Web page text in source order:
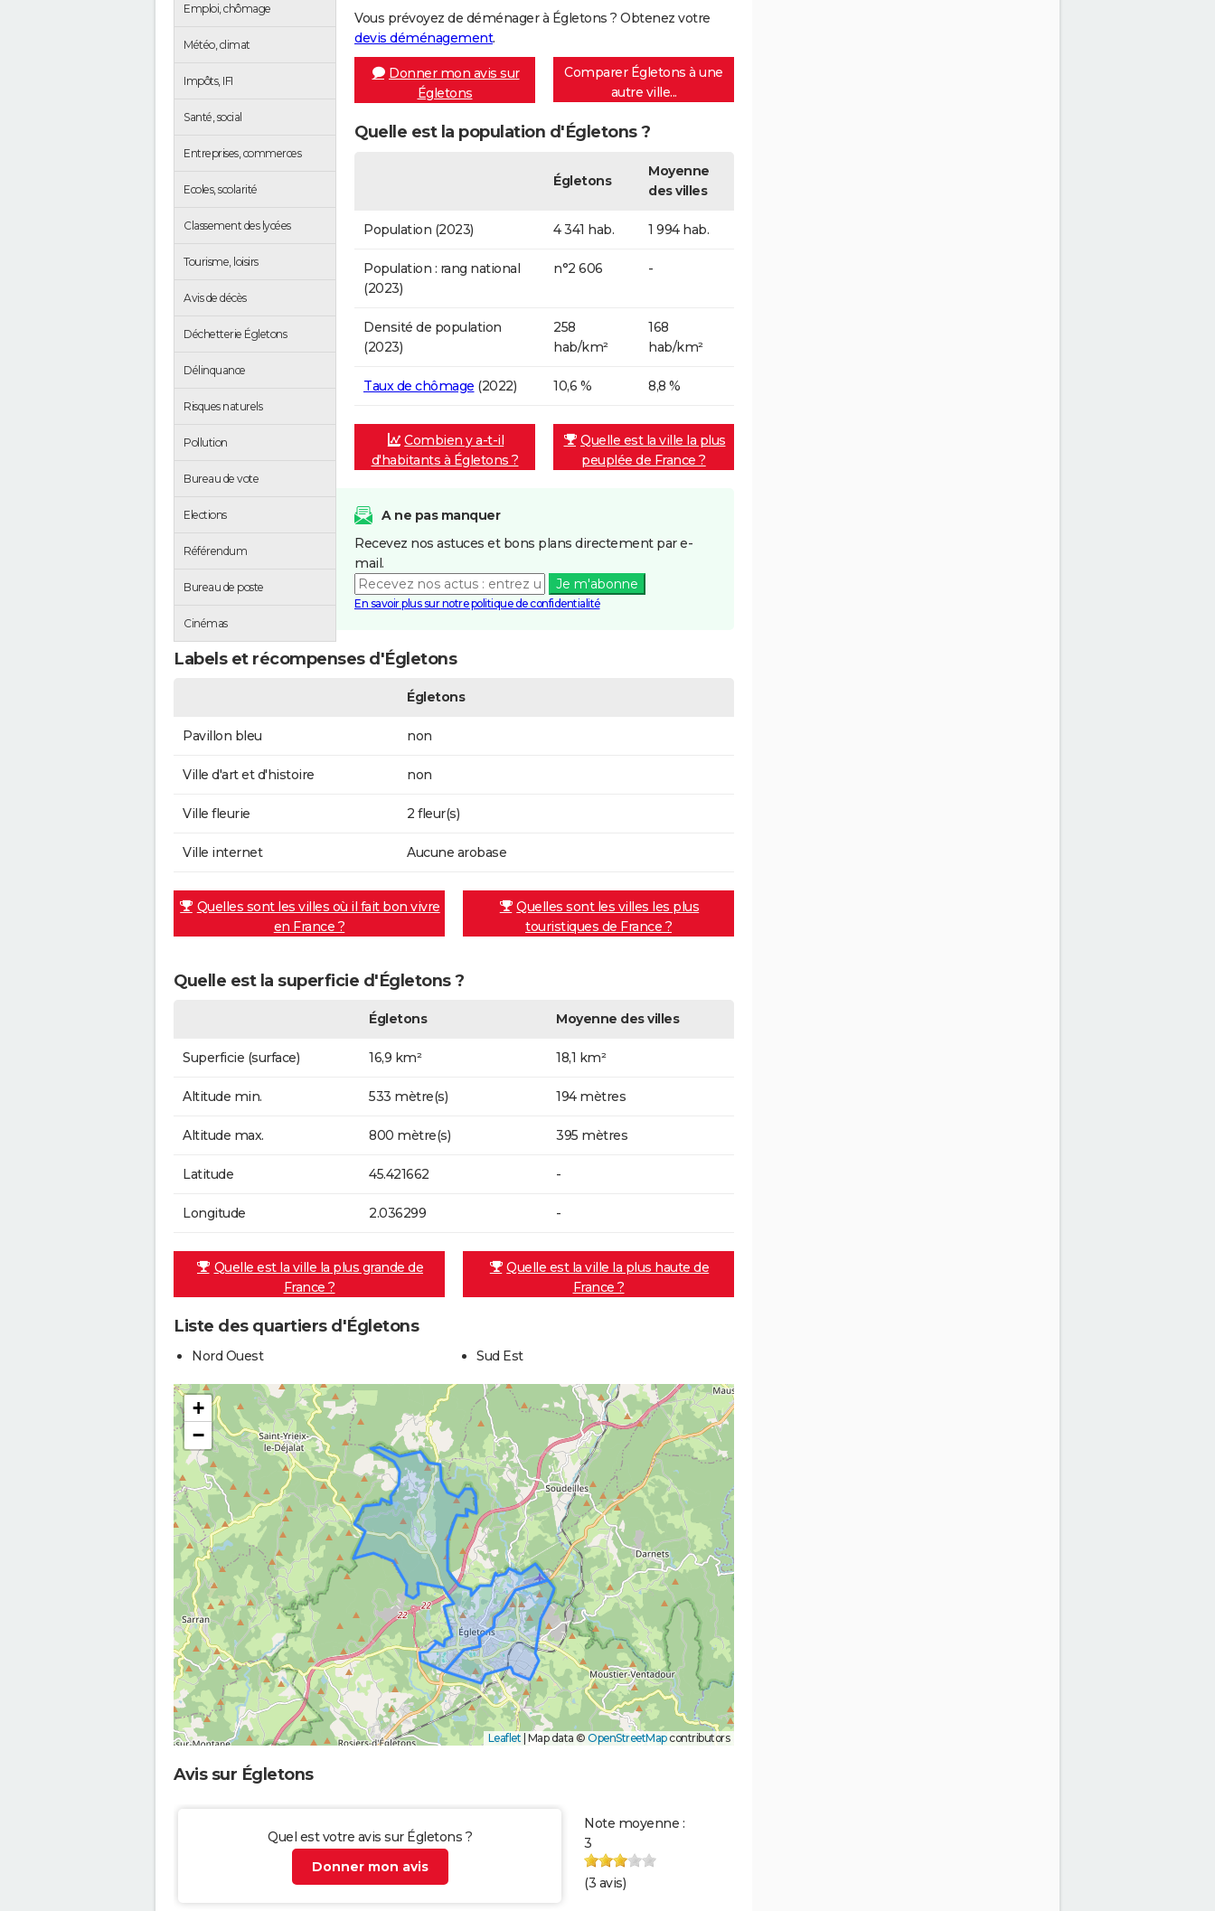
Emploi, chômage
Météo, climat
Impôts, IFI
Santé, social
Entreprises, commerces
Ecoles, scolarité
Classement des lycées
Tourisme, loisirs
Avis de décès
Déchetterie Égletons
Délinquance
Risques naturels
Pollution
Bureau de vote
Elections
Référendum
Bureau de poste
Cinémas
Vous prévoyez de déménager à Égletons ? Obtenez votre
devis déménagement.
Donner mon avis sur
Égletons
Comparer Égletons à une
autre ville...
Quelle est la population d'Égletons ?
Égletons
Moyenne
des villes
Population (2023) 4 341 hab. 1 994 hab.
Population : rang national
(2023)
n°2 606 -
Densité de population
(2023)
258
hab/km²
168
hab/km²
Taux de chômage (2022) 10,6 % 8,8 %
Combien y a-t-il
d'habitants à Égletons ?
Quelle est la ville la plus
peuplée de France ?
A ne pas manquer
Recevez nos astuces et bons plans directement par e-
mail.
Je m'abonne
En savoir plus sur notre politique de confidentialité
Labels et récompenses d'Égletons
Égletons
Pavillon bleu non
Ville d'art et d'histoire non
Ville fleurie 2 fleur(s)
Ville internet Aucune arobase
Quelles sont les villes où il fait bon vivre
en France ?
Quelles sont les villes les plus
touristiques de France ?
Quelle est la superficie d'Égletons ?
Égletons Moyenne des villes
Superficie (surface) 16,9 km² 18,1 km²
Altitude min. 533 mètre(s) 194 mètres
Altitude max. 800 mètre(s) 395 mètres
Latitude 45.421662 -
Longitude 2.036299 -
Quelle est la ville la plus grande de
France ?
Quelle est la ville la plus haute de
France ?
Liste des quartiers d'Égletons
Nord Ouest Sud Est
+
−
Leaflet | Map data © OpenStreetMapcontributors
Avis sur Égletons
Quel est votre avis sur Égletons ?
Donner mon avis
Note moyenne :
3
(3 avis)